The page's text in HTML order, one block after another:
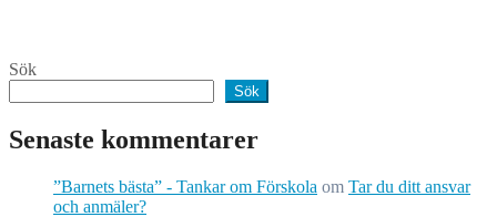
Sök
Sök
Senaste kommentarer
”Barnets bästa” - Tankar om Förskola om Tar du ditt ansvar
och anmäler?